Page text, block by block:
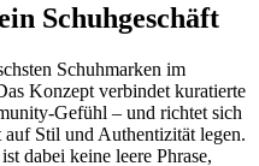
Schuhgeschäft
Schuhmarken im
Konzept verbindet kuratierte
Gefühl – und richtet sich
Stil und Authentizität legen.
ist dabei keine leere Phrase,